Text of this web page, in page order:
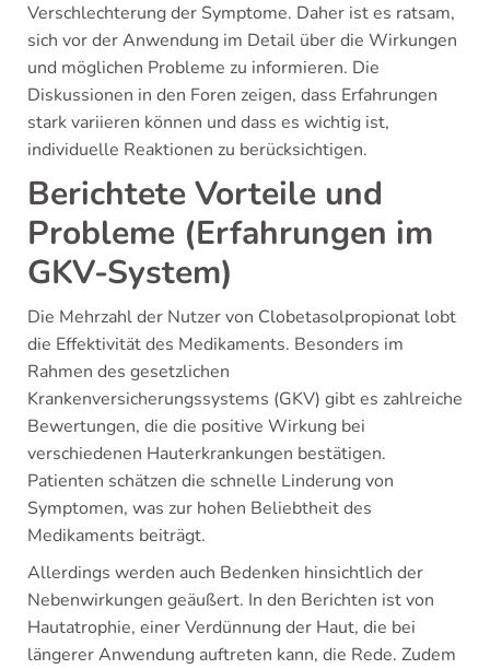
Verschlechterung der Symptome. Daher ist es ratsam,
sich vor der Anwendung im Detail über die Wirkungen
und möglichen Probleme zu informieren. Die
Diskussionen in den Foren zeigen, dass Erfahrungen
stark variieren können und dass es wichtig ist,
individuelle Reaktionen zu berücksichtigen.
Berichtete Vorteile und
Probleme (Erfahrungen im
GKV-System)
Die Mehrzahl der Nutzer von Clobetasolpropionat lobt
die Effektivität des Medikaments. Besonders im
Rahmen des gesetzlichen
Krankenversicherungssystems (GKV) gibt es zahlreiche
Bewertungen, die die positive Wirkung bei
verschiedenen Hauterkrankungen bestätigen.
Patienten schätzen die schnelle Linderung von
Symptomen, was zur hohen Beliebtheit des
Medikaments beiträgt.
Allerdings werden auch Bedenken hinsichtlich der
Nebenwirkungen geäußert. In den Berichten ist von
Hautatrophie, einer Verdünnung der Haut, die bei
längerer Anwendung auftreten kann, die Rede. Zudem